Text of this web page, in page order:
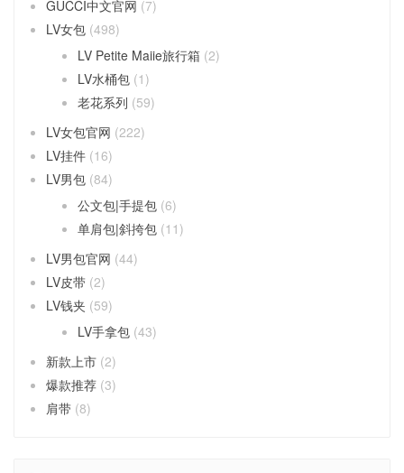
GUCCI中文官网 (7)
LV女包 (498)
LV Petite Maiie旅行箱 (2)
LV水桶包 (1)
老花系列 (59)
LV女包官网 (222)
LV挂件 (16)
LV男包 (84)
公文包|手提包 (6)
单肩包|斜挎包 (11)
LV男包官网 (44)
LV皮带 (2)
LV钱夹 (59)
LV手拿包 (43)
新款上市 (2)
爆款推荐 (3)
肩带 (8)